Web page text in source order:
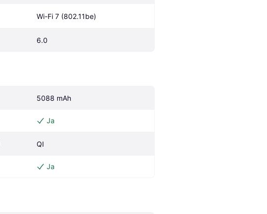
Wi-Fi 7 (802.11be)
6.0
5088 mAh
Ja
QI
Ja